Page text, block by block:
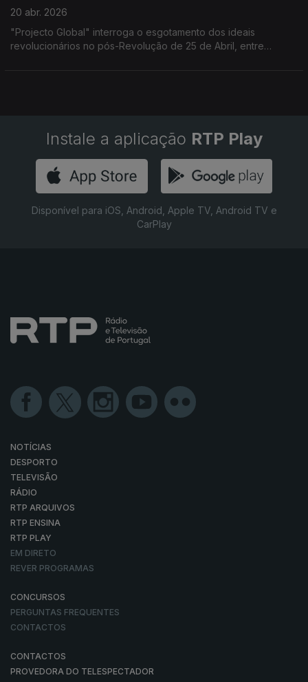
20 abr. 2026
"Projecto Global" interroga o esgotamento dos ideais
revolucionários no pós-Revolução de 25 de Abril, entre
Instale a aplicação RTP Play
Disponível para iOS, Android, Apple TV, Android TV e
CarPlay
NOTÍCIAS
DESPORTO
TELEVISÃO
RÁDIO
RTP ARQUIVOS
RTP ENSINA
RTP PLAY
EM DIRETO
REVER PROGRAMAS
CONCURSOS
PERGUNTAS FREQUENTES
CONTACTOS
CONTACTOS
PROVEDORA DO TELESPECTADOR